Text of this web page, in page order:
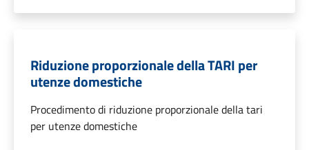
Riduzione proporzionale della TARI per
utenze domestiche
Procedimento di riduzione proporzionale della tari
per utenze domestiche